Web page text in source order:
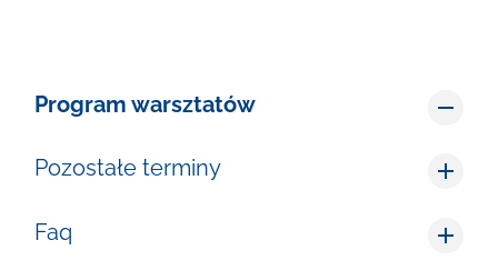
Program warsztatów
Pozostałe terminy
Faq